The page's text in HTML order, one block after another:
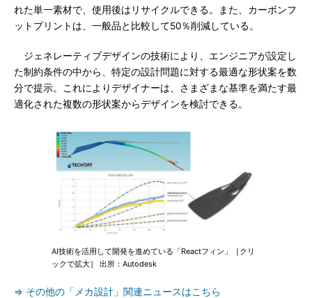
れた単一素材で、使用後はリサイクルできる。また、カーボンフ
ットプリントは、一般品と比較して50％削減している。
ジェネレーティブデザインの技術により、エンジニアが設定し
た制約条件の中から、特定の設計問題に対する最適な形状案を数
分で提示。これによりデザイナーは、さまざまな基準を満たす最
適化された複数の形状案からデザインを検討できる。
AI技術を活用して開発を進めている「Reactフィン」［クリ
ックで拡大］ 出所：Autodesk
⇒ その他の「メカ設計」関連ニュースはこちら